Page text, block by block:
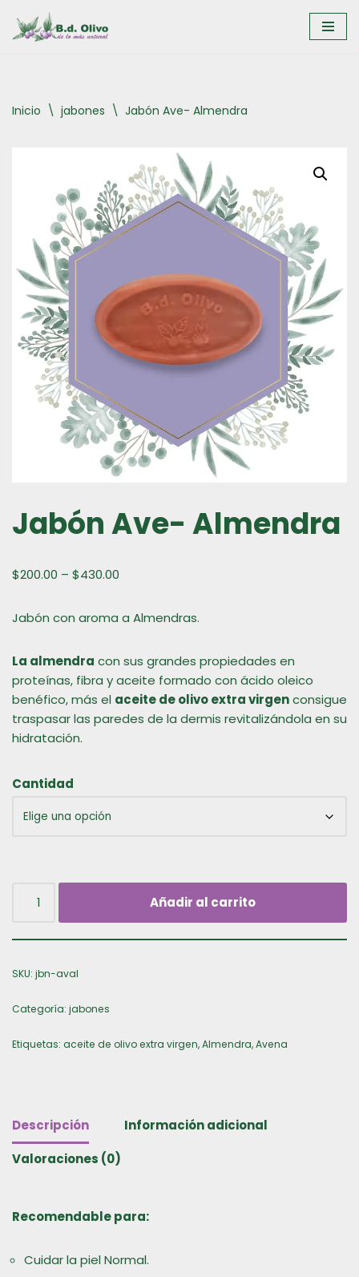
Saltar
Inicio \ jabones \ Jabón Ave- Almendra
Jabón Ave- Almendra
$200.00 – $430.00
Jabón con aroma a Almendras.
La almendra con sus grandes propiedades en
proteínas, fibra y aceite formado con ácido oleico
benéfico, más el aceite de olivo extra virgenconsigue
traspasar las paredes de la dermis revitalizándola en su
hidratación.
Cantidad
Añadir al carrito
SKU: jbn-aval
Categoría: jabones
Etiquetas: aceite de olivo extra virgen,Almendra,Avena
Descripción
Información adicional
Valoraciones (0)
Recomendable para:
Cuidar la piel Normal.